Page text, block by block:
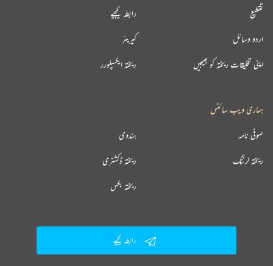
تقطیع
اردو وسائل
اپنی تخلیقات ریختہ کو بھیجیں
رابطہ کیجیے
کیریئر
ریختہ ایکسپلورر
ہماری ویب سائٹس
ہندوی صوفی نامہ
ریختہ ڈکشنری ریختہ لرننگ
ریختہ بکس
رابطہ کیجیے